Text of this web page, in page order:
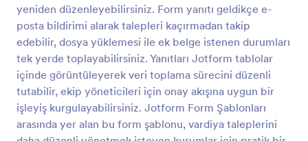
yeniden düzenleyebilirsiniz. Form yanıtı geldikçe e-
posta bildirimi alarak talepleri kaçırmadan takip
edebilir, dosya yüklemesi ile ek belge istenen durumları
tek yerde toplayabilirsiniz. Yanıtları Jotform tablolar
içinde görüntüleyerek veri toplama sürecini düzenli
tutabilir, ekip yöneticileri için onay akışına uygun bir
işleyiş kurgulayabilirsiniz. Jotform Form Şablonları
arasında yer alan bu form şablonu, vardiya taleplerini
Satın Alma Fiyat İstek Formu
Satın Alma Fiyat İstek Formu